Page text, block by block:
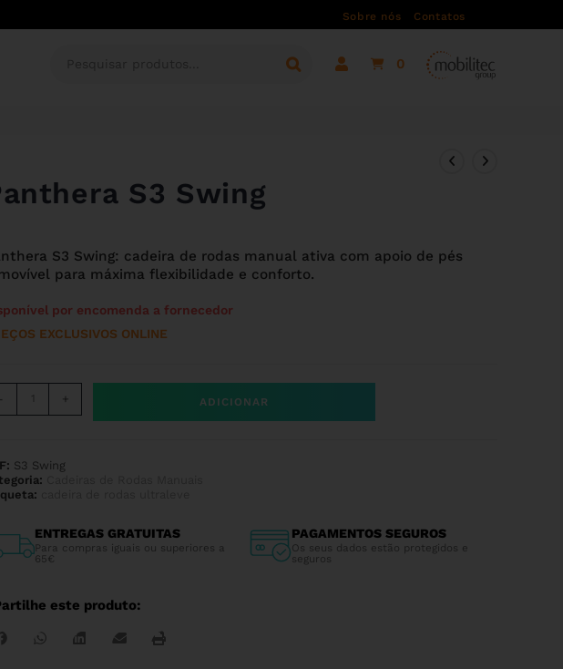
Sobre nós Contatos
0
S3 Swing
S3 Swing: cadeira de rodas manual ativa com apoio de pés
para máxima flexibilidade e conforto.
por encomenda a fornecedor
EXCLUSIVOS ONLINE
+ ADICIONAR
S3 Swing
ENTREGAS GRATUITAS
Para compras iguais ou superiores a
65€
PAGAMENTOS SEGUROS
Os seus dados estão protegidos e
seguros
este produto: